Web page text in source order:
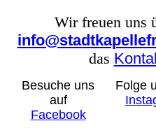
Wir freuen uns
das
Besuche uns
auf
Facebook
Folge